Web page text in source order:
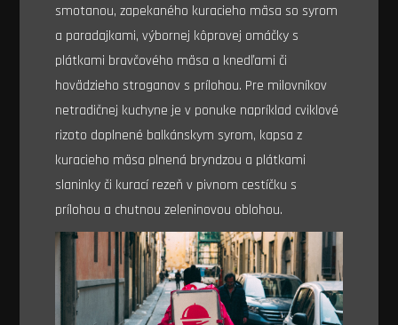
smotanou, zapekaného kuracieho mäsa so syrom
a paradajkami, výbornej kôprovej omáčky s
plátkami bravčového mäsa a knedľami či
hovädzieho stroganov s prílohou. Pre milovníkov
netradičnej kuchyne je v ponuke napríklad cviklové
rizoto doplnené balkánskym syrom, kapsa z
kuracieho mäsa plnená bryndzou a plátkami
slaninky či kurací rezeň v pivnom cestíčku s
prílohou a chutnou zeleninovou oblohou.